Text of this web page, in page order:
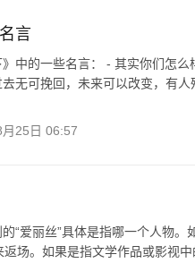
言
中的一些名言： - 其实你们怎
无可挽回，未来可以改变，有
25日 06:57
“爱丽丝”具体是指哪一个人物
返场。如果是指文学作品或影视